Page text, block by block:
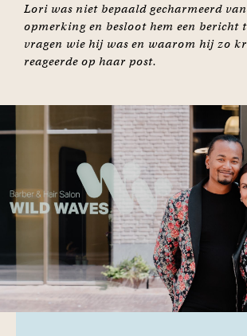
Lori was niet bepaald gecharmeerd van
opmerking en besloot hem een bericht
vragen wie hij was en waarom hij zo
reageerde op haar post.